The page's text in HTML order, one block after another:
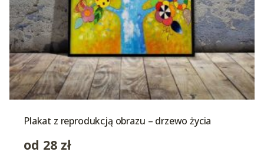
Plakat z reprodukcją obrazu – drzewo życia
od 28 zł